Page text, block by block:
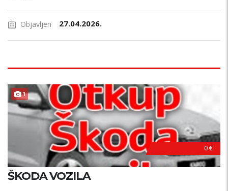
Objavljen 27.04.2026.
1
0 €
ŠKODA VOZILA